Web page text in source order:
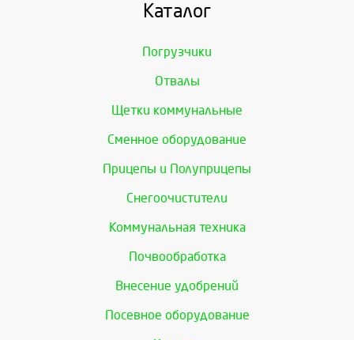
Каталог
Погрузчики
Отвалы
Щетки коммунальные
Сменное оборудование
Прицепы и Полуприцепы
Снегоочистители
Коммунальная техника
Почвообработка
Внесение удобрений
Посевное оборудование